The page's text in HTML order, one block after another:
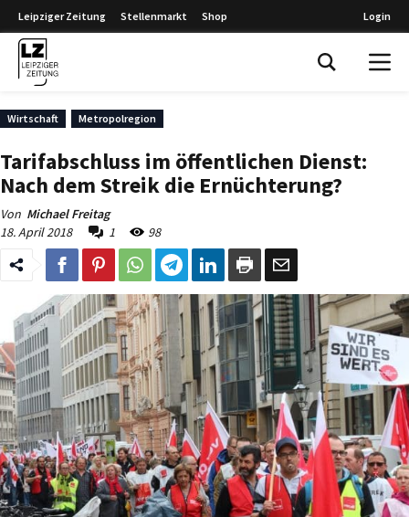
Leipziger Zeitung Stellenmarkt Shop Login
Wirtschaft Metropolregion
Tarifabschluss im öffentlichen Dienst:
Nach dem Streik die Ernüchterung?
Von Michael Freitag
18. April 2018
1 98